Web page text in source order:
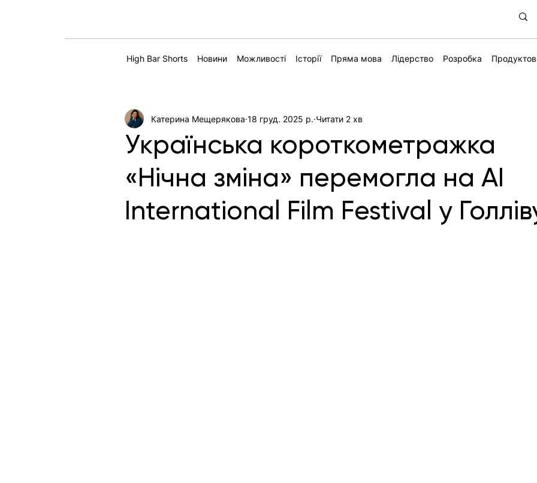
High Bar Shorts Новини Можливості Історії Пряма мова Лідерство Розробка
Українська короткометражка
«Нічна зміна» перемогла на AI
International Film Festival у
Катерина Мещерякова 18 груд. 2025 р. Читати 2 хв